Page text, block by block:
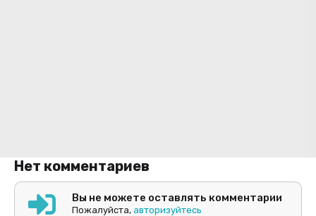
Нет комментариев
Вы не можете оставлять комментарии
Пожалуйста, авторизуйтесь